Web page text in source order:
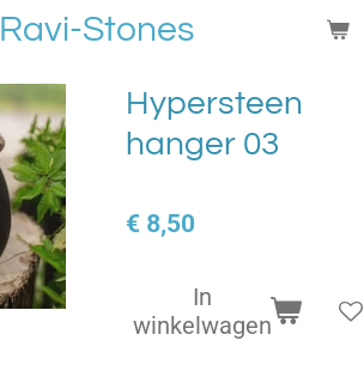
Ravi-Stones
Hypersteen
hanger 03
€ 8,50
In
winkelwagen